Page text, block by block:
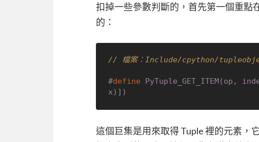
扣掉一些參數判斷的，首先第一個重點
的：
// 檔案：Include/cpython/
#define PyTuple_GET_ITEM(op,
x)])
這個巨集是用來取得 Tuple 裡的元素，